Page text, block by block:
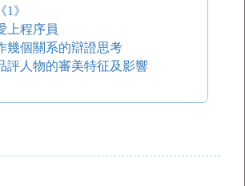
》
上程序員
幾個關系的辯證思考
評人物的審美特征及影響